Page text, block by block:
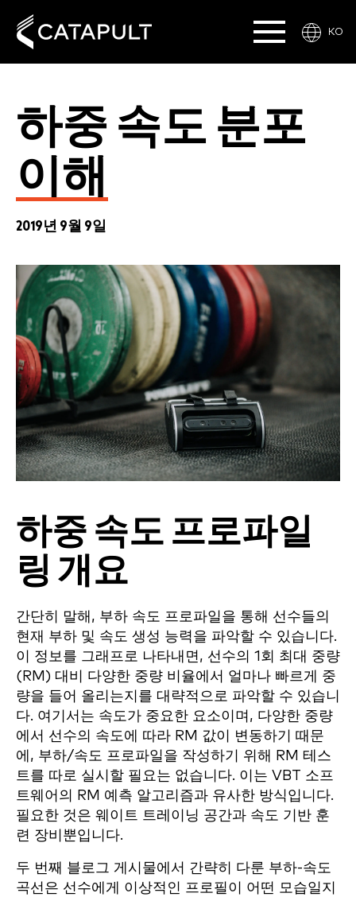
KO
하중 속도 분포
이해
2019년 9월 9일
하중 속도 프로파일
링 개요
간단히 말해, 부하 속도 프로파일을 통해 선수들의
현재 부하 및 속도 생성 능력을 파악할 수 있습니다.
이 정보를 그래프로 나타내면, 선수의 1회 최대 중량
(RM) 대비 다양한 중량 비율에서 얼마나 빠르게 중
량을 들어 올리는지를 대략적으로 파악할 수 있습니
다. 여기서는 속도가 중요한 요소이며, 다양한 중량
에서 선수의 속도에 따라 RM 값이 변동하기 때문
에, 부하/속도 프로파일을 작성하기 위해 RM 테스
트를 따로 실시할 필요는 없습니다. 이는 VBT 소프
트웨어의 RM 예측 알고리즘과 유사한 방식입니다.
필요한 것은 웨이트 트레이닝 공간과 속도 기반 훈
련 장비뿐입니다.
두 번째 블로그 게시물에서 간략히 다룬 부하-속도
곡선은 선수에게 이상적인 프로필이 어떤 모습일지